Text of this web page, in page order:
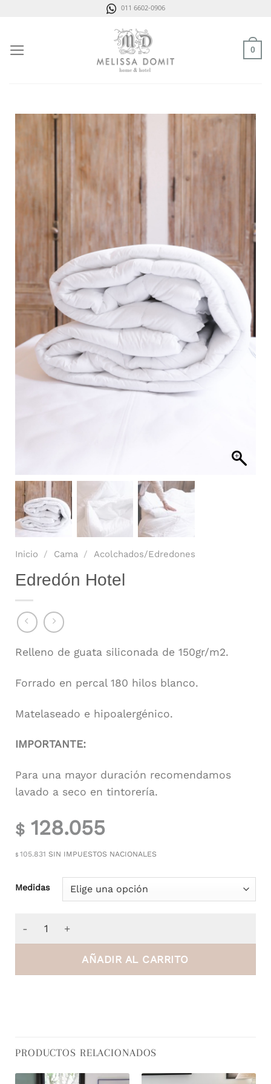
011 6602-0906
0
Inicio / Cama / Acolchados/Edredones
Edredón Hotel
Relleno de guata siliconada de 150gr/m2.
Forrado en percal 180 hilos blanco.
Matelaseado e hipoalergénico.
IMPORTANTE:
Para una mayor duración recomendamos
lavado a seco en tintorería.
$128.055
$105.831 SIN IMPUESTOS NACIONALES
Medidas
AÑADIR AL CARRITO
PRODUCTOS RELACIONADOS